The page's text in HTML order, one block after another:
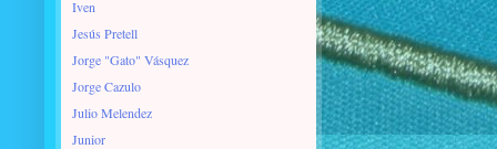
Iven
Jesús Pretell
Jorge "Gato" Vásquez
Jorge Cazulo
Julio Melendez
Junior